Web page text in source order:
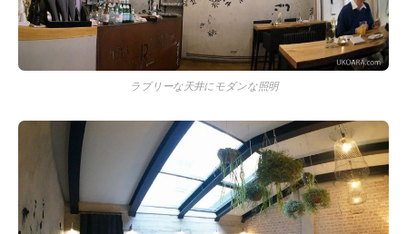
ラブリーな天井にモダンな照明